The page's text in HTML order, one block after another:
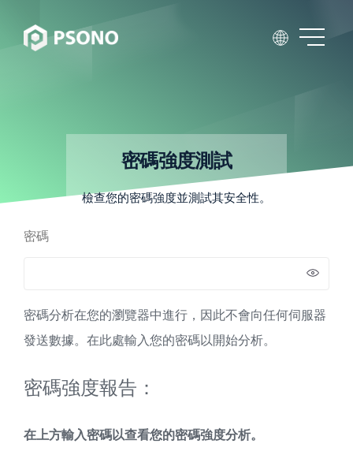
密碼強度測試
檢查您的密碼強度並測試其安全性。
密碼
密碼分析在您的瀏覽器中進行，因此不會向任何伺服器
發送數據。在此處輸入您的密碼以開始分析。
密碼強度報告：
在上方輸入密碼以查看您的密碼強度分析。